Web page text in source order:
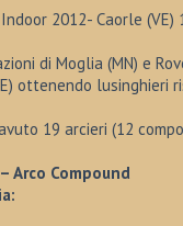
2012- Caorle (VE)
di Moglia (MN) e
ottenendo lusinghieri
19 arcieri (12
Arco Compound